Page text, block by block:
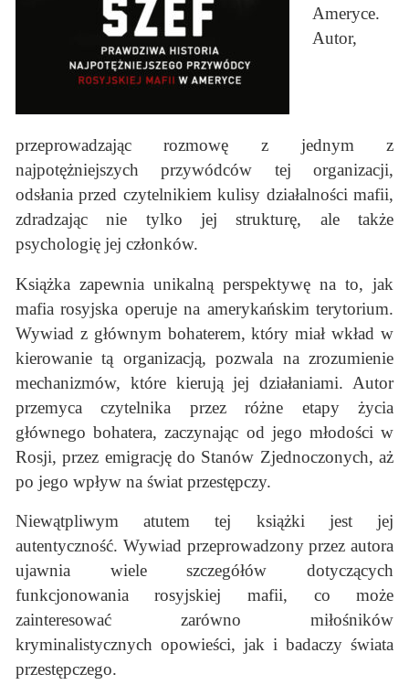
Ameryce.
Autor,
przeprowadzając rozmowę z jednym z
najpotężniejszych przywódców tej organizacji,
odsłania przed czytelnikiem kulisy działalności mafii,
zdradzając nie tylko jej strukturę, ale także
psychologię jej członków.
Książka zapewnia unikalną perspektywę na to, jak
mafia rosyjska operuje na amerykańskim terytorium.
Wywiad z głównym bohaterem, który miał wkład w
kierowanie tą organizacją, pozwala na zrozumienie
mechanizmów, które kierują jej działaniami. Autor
przemyca czytelnika przez różne etapy życia
głównego bohatera, zaczynając od jego młodości w
Rosji, przez emigrację do Stanów Zjednoczonych, aż
po jego wpływ na świat przestępczy.
Niewątpliwym atutem tej książki jest jej
autentyczność. Wywiad przeprowadzony przez autora
ujawnia wiele szczegółów dotyczących
funkcjonowania rosyjskiej mafii, co może
zainteresować zarówno miłośników
kryminalistycznych opowieści, jak i badaczy świata
przestępczego.